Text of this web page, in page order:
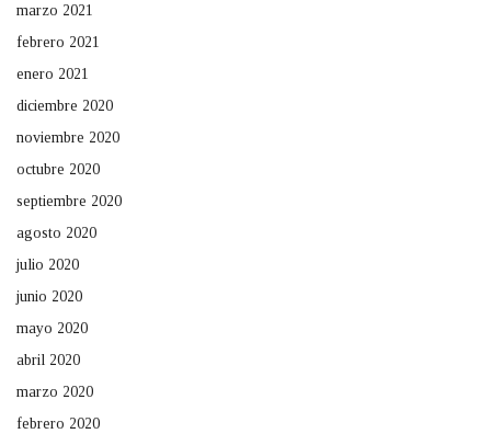
marzo 2021
febrero 2021
enero 2021
diciembre 2020
noviembre 2020
octubre 2020
septiembre 2020
agosto 2020
julio 2020
junio 2020
mayo 2020
abril 2020
marzo 2020
febrero 2020